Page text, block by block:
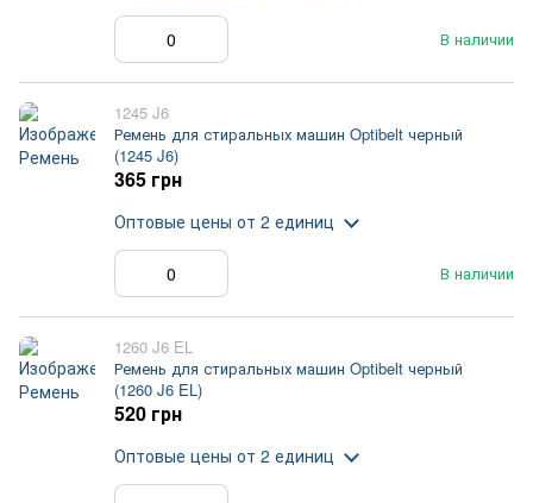
В наличии
1245 J6
Ремень для стиральных машин Optibelt черный
(1245 J6)
В наличии
365 грн
Оптовые цены от 2 единиц
1260 J6 EL
Ремень для стиральных машин Optibelt черный
(1260 J6 EL)
520 грн
Оптовые цены от 2 единиц